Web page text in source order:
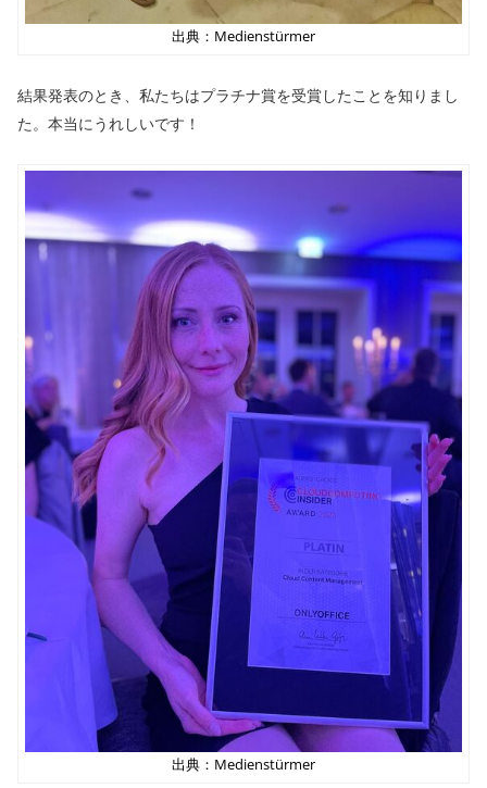
出典：Medienstürmer
結果発表のとき、私たちはプラチナ賞を受賞したことを知りまし
た。本当にうれしいです！
出典：Medienstürmer